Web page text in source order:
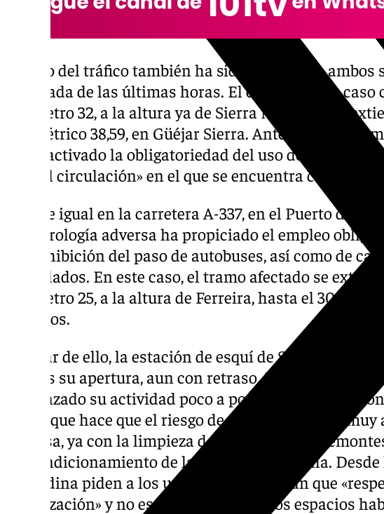
El flujo del tráfico también ha sido cortado en ambos
la nevada de las últimas horas. El cierre en este caso
kilómetro 32, a la altura ya de Sierra Nevada, y se
kilométrico 38,59, en Güéjar Sierra. Antes de este
se ha activado la obligatoriedad del uso de cadenas
«difícil circulación» en el que se encuentra carretera.
Sucede igual en la carretera A-337, en el Puerto de La
meteorología adversa ha propiciado el empleo
la prohibición del paso de autobuses, así como de
articulados. En este caso, el tramo afectado se
kilómetro 25, a la altura de Ferreira, hasta el 30, en
sentidos.
A pesar de ello, la estación de esquí de Sierra Nevada
martes su apertura, aun con retraso. Los remontes y
comenzado su actividad poco a poco, con el
fuerte que hace que el riesgo de avalanchas sea «muy
Cetursa, ya con la limpieza de la nieve en los
reacondicionamiento de las pistas en marcha.
granadina piden a los usuarios que acudan que
señalización» y no esquíen «fuera» de los espacios